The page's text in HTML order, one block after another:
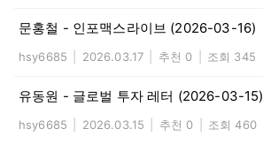
문홍철 - 인포맥스라이브 (2026-03-16)
hsy6685 2026.03.17 추천 0 조회 345
유동원 - 글로벌 투자 레터 (2026-03-15)
hsy6685 2026.03.15 추천 0 조회 460